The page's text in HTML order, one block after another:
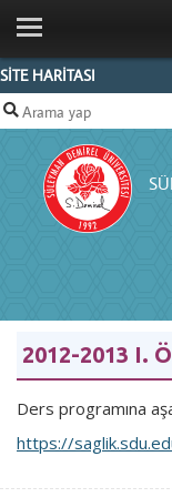
SİTE HARİTASI
ANA SAYFA
KURUMSAL
PERSONEL
EĞİTİM
AKREDITASYON
2012-2013 I.
Ders programına
https://